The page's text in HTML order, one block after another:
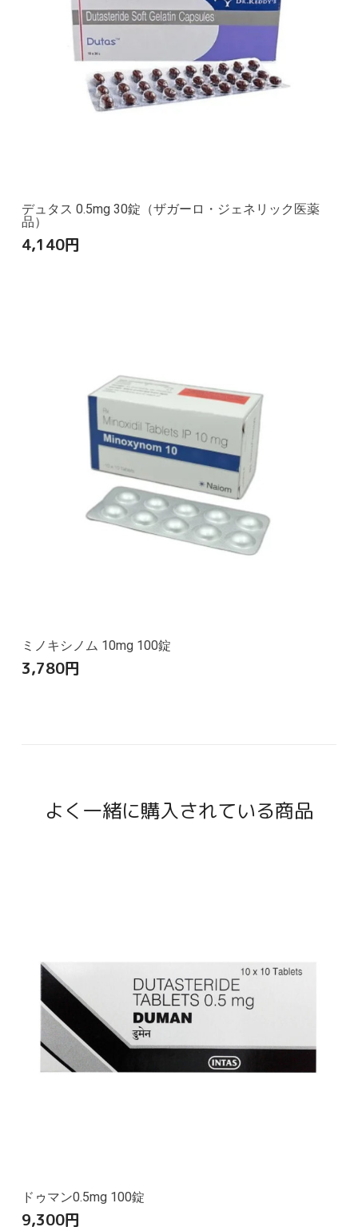
デュタス 0.5mg 30錠（ザガーロ・ジェネリック医薬
品）
4,140円
ミノキシノム 10mg 100錠
3,780円
よく一緒に購入されている商品
ドゥマン0.5mg 100錠
9,300円